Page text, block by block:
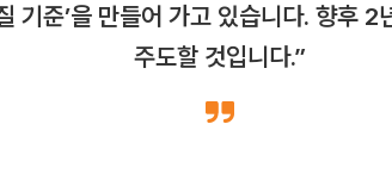
기준’을 만들어 가고 있습니다. 향후
주도할 것입니다.”